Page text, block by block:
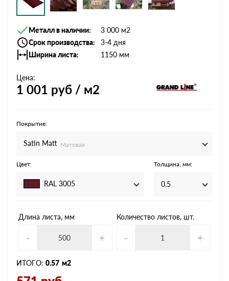
Металл в наличии
3 000 м2
Срок производства
3-4 дня
Ширина листа
1150 мм
Цена:
1 001 руб / м2
Покрытие:
Satin Мatt Матовая
Цвет:
RAL 3005
Толщина, мм:
0.5
Длина листа, мм
- +
Количество листов, шт.
- +
ИТОГО: 0.57 м2